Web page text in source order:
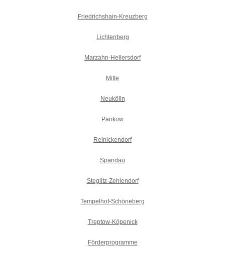
Friedrichshain-Kreuzberg
Lichtenberg
Marzahn-Hellersdorf
Mitte
Neukölln
Pankow
Reinickendorf
Spandau
Steglitz-Zehlendorf
Tempelhof-Schöneberg
Treptow-Köpenick
Förderprogramme